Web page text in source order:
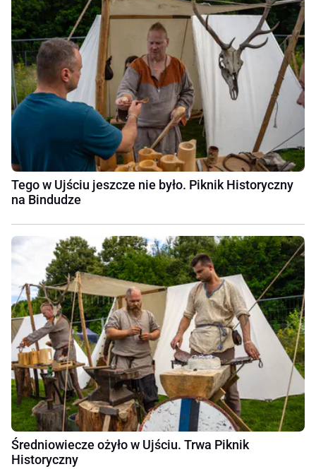
Tego w Ujściu jeszcze nie było. Piknik Historyczny
na Bindudze
Średniowiecze ożyło w Ujściu. Trwa Piknik
Historyczny